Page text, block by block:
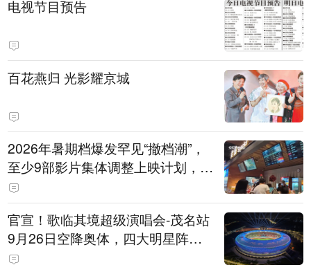
电视节目预告
百花燕归 光影耀京城
2026年暑期档爆发罕见“撤档潮”，
至少9部影片集体调整上映计划，影
评人直言不看好：凭啥认为换个时
间就能大卖？
官宣！歌临其境超级演唱会-茂名站
9月26日空降奥体，四大明星阵容
重磅揭晓